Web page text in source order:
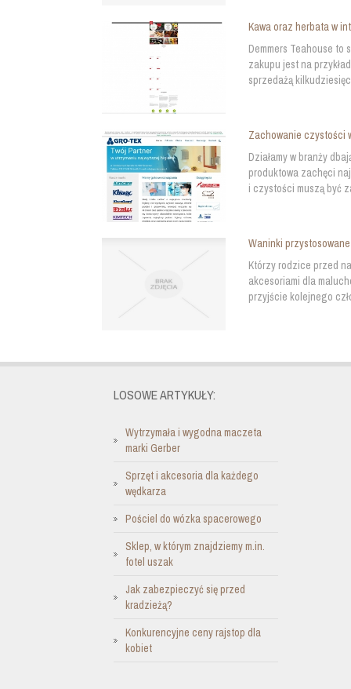
Kawa oraz herbata w
Demmers Teahouse to
zakupu jest na
sprzedażą
Zachowanie czystości
Działamy w branży
produktowa zachęci
i czystości muszą być
Waninki
Którzy rodzice przed
akcesoriami dla
przyjście kolejnego
LOSOWE ARTYKUŁY:
Wytrzymała i wygodna maczeta
marki Gerber
Sprzęt i akcesoria dla każdego
wędkarza
Pościel do wózka spacerowego
Sklep, w którym znajdziemy m.in.
fotel uszak
Jak zabezpieczyć się przed
kradzieżą?
Konkurencyjne ceny rajstop dla
kobiet